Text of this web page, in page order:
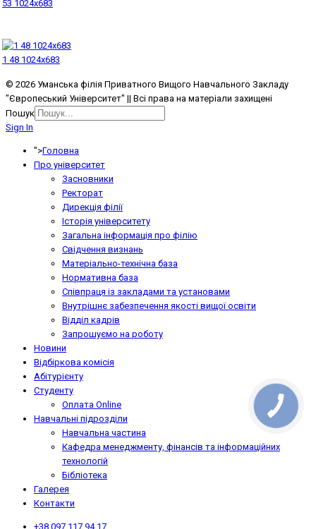
53 1024x683
1 48 1024x683
© 2026 Уманська філія Приватного Вищого Навчального Закладу
"Європеський Університет" || Всі права на матеріали захищені
Пошук
Sign In
">Головна
Про університет
Засновники
Ректорат
Дирекція філії
Історія університету
Загальна інформація про філію
Свідчення визнань
Матеріально-технічна база
Нормативна база
Співпраця із закладами та установами
Внутрішнє забезпечення якості вищої освіти
Відділ кадрів
Запрошуємо на роботу
Новини
Відбіркова комісія
Абітурієнту
Студенту
Оплата Online
Навчальні підрозділи
Навчальна частина
Кафедра менеджменту, фінансів та інформаційних
технологій
Бібліотека
Галерея
Контакти
+38 097 117 94 17